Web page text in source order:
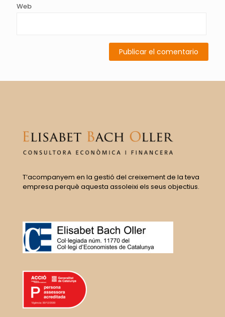
Web
T’acompanyem en la gestió del creixement de la teva
empresa perquè aquesta assoleixi els seus objectius.